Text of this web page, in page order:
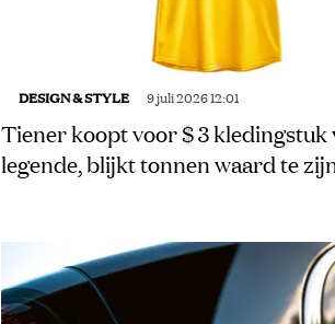
DESIGN & STYLE 9 juli 2026 12:01
Tiener koopt voor $ 3 kledingstuk
legende, blijkt tonnen waard te